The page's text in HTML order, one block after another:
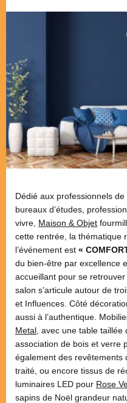
Dédié aux professionnels de
bureaux d’études,
vivre, Maison & Objet
cette rentrée, la thématique
l’événement est «
du bien-être par excellence
accueillant pour se
salon s’articule autour de
et Influences. Côté
aussi à l’authentique.
Metal , avec une table
association de bois et verre
également des revêtements
traité, ou encore tissus de
luminaires LED pour Rose
sapins de Noël grandeur